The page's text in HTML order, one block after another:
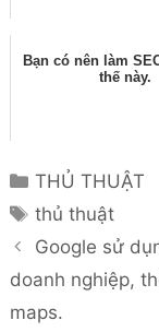
Bạn có nên làm
thế này.
Categories
THỦ THUẬT
Tags
thủ thuật
Google sử
doanh nghiệp,
maps.